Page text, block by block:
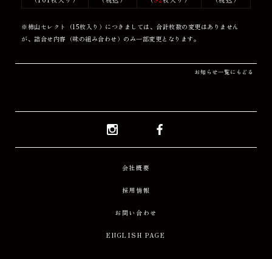
※柿山セレクト（15枚入り）につきましては、合計枚数の変更はありません
が、詰合せ内容（味の組み合わせ）のみ一部変更となります。
お知らせ一覧にもどる
Instagram
会社概要
採用情報
お問い合わせ
ENGLISH PAGE